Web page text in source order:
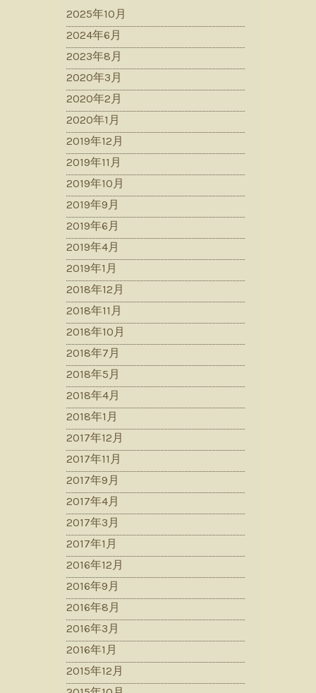
2025年10月
2024年6月
2023年8月
2020年3月
2020年2月
2020年1月
2019年12月
2019年11月
2019年10月
2019年9月
2019年6月
2019年4月
2019年1月
2018年12月
2018年11月
2018年10月
2018年7月
2018年5月
2018年4月
2018年1月
2017年12月
2017年11月
2017年9月
2017年4月
2017年3月
2017年1月
2016年12月
2016年9月
2016年8月
2016年3月
2016年1月
2015年12月